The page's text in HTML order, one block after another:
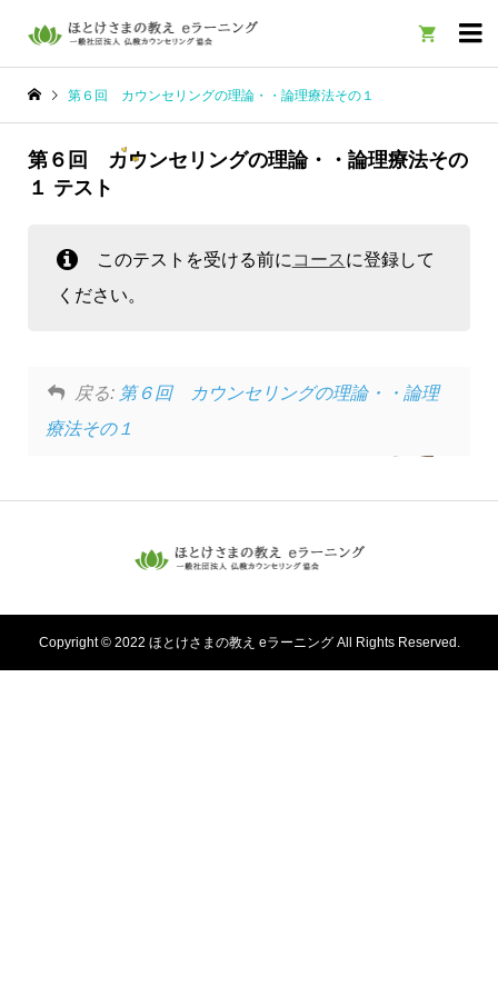

第６回 カウンセリングの理論・・論理療法その１
第６回 カウンセリングの理論・・論理療法その
１ テスト
このテストを受ける前に コース に登録して
ください。
戻る: 第６回 カウンセリングの理論・・論理
療法その１
Copyright © 2022 ほとけさまの教え eラーニング All Rights Reserved.